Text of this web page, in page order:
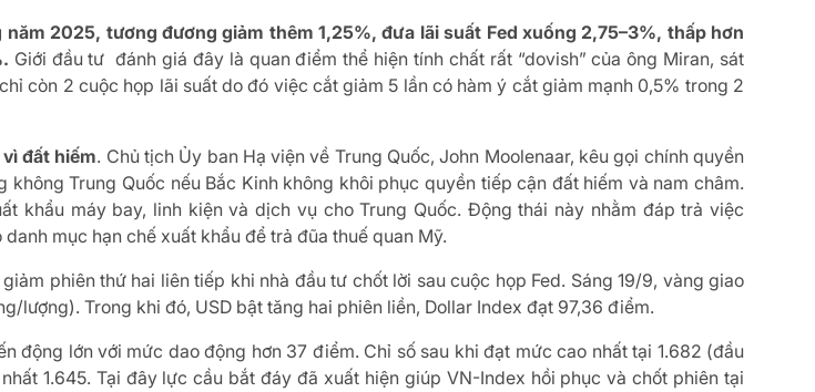
2025, tương đương giảm thêm 1,25%, đưa lãi suất Fed xuống 2,75–3%, thấp hơn
Giới đầu tư đánh giá đây là quan điểm thể hiện tính chất rất “dovish” của ông Miran, sát
còn 2 cuộc họp lãi suất do đó việc cắt giảm 5 lần có hàm ý cắt giảm mạnh 0,5% trong 2
đất hiếm. Chủ tịch Ủy ban Hạ viện về Trung Quốc, John Moolenaar, kêu gọi chính quyền
Trung Quốc nếu Bắc Kinh không khôi phục quyền tiếp cận đất hiếm và nam châm.
khẩu máy bay, linh kiện và dịch vụ cho Trung Quốc. Động thái này nhằm đáp trả việc
mục hạn chế xuất khẩu để trả đũa thuế quan Mỹ.
phiên thứ hai liên tiếp khi nhà đầu tư chốt lời sau cuộc họp Fed. Sáng 19/9, vàng giao
lượng). Trong khi đó, USD bật tăng hai phiên liền, Dollar Index đạt 97,36 điểm.
động lớn với mức dao động hơn 37 điểm. Chỉ số sau khi đạt mức cao nhất tại 1.682 (đầu
1.645. Tại đây lực cầu bắt đáy đã xuất hiện giúp VN-Index hồi phục và chốt phiên tại